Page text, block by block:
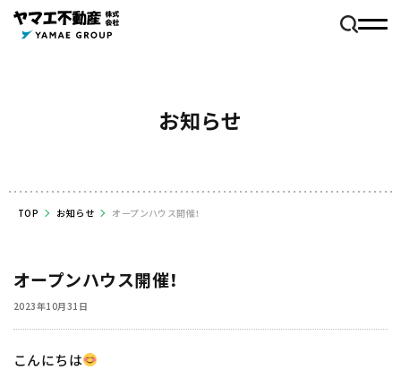
お知らせ
TOP お知らせ オープンハウス開催！
オープンハウス開催！
2023年10月31日
こんにちは